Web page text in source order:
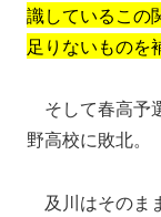
識しているこの
足りないものを
そして春高予
野高校に敗北。
及川はそのま